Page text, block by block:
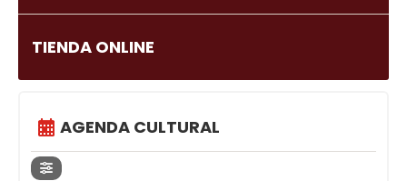
TIENDA ONLINE
AGENDA CULTURAL